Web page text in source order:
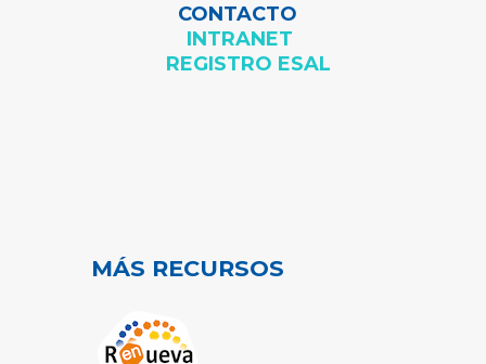
CONTACTO
INTRANET
REGISTRO ESAL
MÁS RECURSOS